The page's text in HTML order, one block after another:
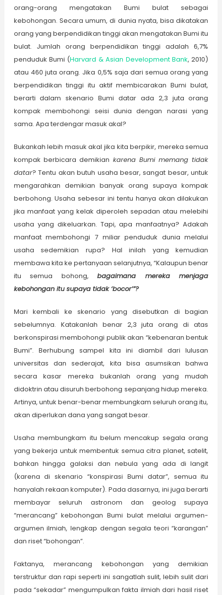
orang-orang mengatakan Bumi bulat sebagai
kebohongan. Secara umum, di dunia nyata, bisa dikatakan
orang yang berpendidikan tinggi akan mengatakan Bumi itu
bulat. Jumlah orang berpendidikan tinggi adalah 6,7%
penduduk Bumi (Harvard & Asian Development Bank, 2010)
atau 460 juta orang. Jika 0,5% saja dari semua orang yang
berpendidikan tinggi itu aktif membicarakan Bumi bulat,
berarti dalam skenario Bumi datar ada 2,3 juta orang
kompak membohongi seisi dunia dengan narasi yang
sama. Apa terdengar masuk akal?
Bukankah lebih masuk akal jika kita berpikir, mereka semua
kompak berbicara demikian karena Bumi memang tidak
datar? Tentu akan butuh usaha besar, sangat besar, untuk
mengarahkan demikian banyak orang supaya kompak
berbohong. Usaha sebesar ini tentu hanya akan dilakukan
jika manfaat yang kelak diperoleh sepadan atau melebihi
usaha yang dikeluarkan. Tapi, apa manfaatnya? Adakah
manfaat membohongi 7 miliar penduduk dunia melalui
usaha sedemikian rupa? Hal inilah yang kemudian
membawa kita ke pertanyaan selanjutnya, “Kalaupun benar
itu semua bohong,bagaimana mereka menjaga
kebohongan itu supaya tidak ‘bocor’”?
Mari kembali ke skenario yang disebutkan di bagian
sebelumnya. Katakanlah benar 2,3 juta orang di atas
berkonspirasi membohongi publik akan “kebenaran bentuk
Bumi”. Berhubung sampel kita ini diambil dari lulusan
universitas dan sederajat, kita bisa asumsikan bahwa
secara kasar mereka bukanlah orang yang mudah
didoktrin atau disuruh berbohong sepanjang hidup mereka.
Artinya, untuk benar-benar membungkam seluruh orang itu,
akan diperlukan dana yang sangat besar.
Usaha membungkam itu belum mencakup segala orang
yang bekerja untuk membentuk semua citra planet, satelit,
bahkan hingga galaksi dan nebula yang ada di langit
(karena di skenario “konspirasi Bumi datar”, semua itu
hanyalah rekaan komputer). Pada dasarnya, ini juga berarti
membayar seluruh astronom dan geolog supaya
“merancang” kebohongan Bumi bulat melalui argumen-
argumen ilmiah, lengkap dengan segala teori “karangan”
dan riset “bohongan”.
Faktanya, merancang kebohongan yang demikian
terstruktur dan rapi seperti ini sangatlah sulit, lebih sulit dari
pada “sekadar” mengumpulkan fakta ilmiah dari hasil riset